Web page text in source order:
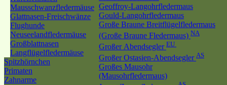
Mausschwanzfledermäuse
Glattnasen-Freischwänze
Flughunde
Neuseelandfledermäuse
Großblattnasen
Langflügelfledermäuse
Spitzhörnchen
Primaten
Zahnarme
Geoffroy-Langohrfledermaus
Gould-Langohrfledermaus
Große Braune Breitflügelfledermaus
(Große Braune Fledermaus) NA
Großer Abendsegler EU
Großer Ostasien-Abendsegler AS
Großes Mausohr
(Mausohrfledermaus)